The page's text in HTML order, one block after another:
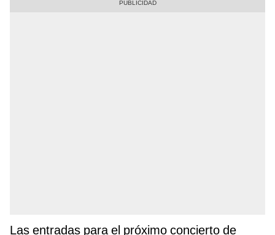
Las entradas para el próximo concierto de